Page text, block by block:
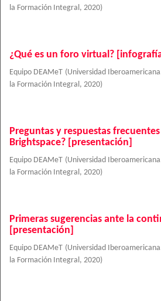
la Formación Integral , 2020)
¿Qué es un foro virtual?
Equipo DEAMeT (Universidad
la Formación Integral , 2020)
Preguntas y respuestas
Brightspace? [presentación]
Equipo DEAMeT (Universidad
la Formación Integral , 2020)
Primeras sugerencias ante la
[presentación]
Equipo DEAMeT (Universidad
la Formación Integral , 2020)